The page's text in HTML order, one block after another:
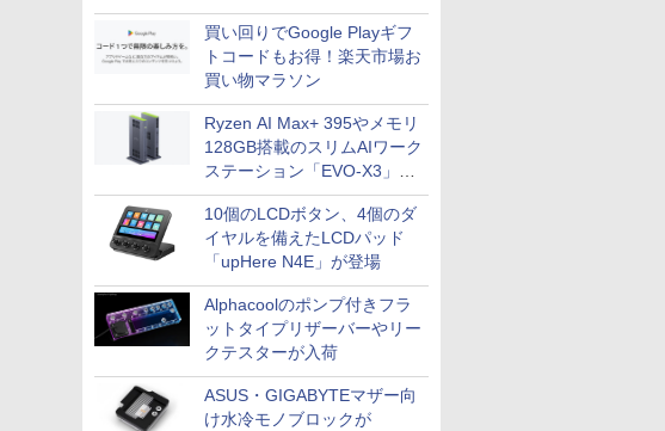
買い回りでGoogle Playギフ
トコードもお得！楽天市場お
買い物マラソン
Ryzen AI Max+ 395やメモリ
128GB搭載のスリムAIワーク
ステーション「EVO-X3」が
GMKtecから
10個のLCDボタン、4個のダ
イヤルを備えたLCDパッド
「upHere N4E」が登場
Alphacoolのポンプ付きフラ
ットタイプリザーバーやリー
クテスターが入荷
ASUS・GIGABYTEマザー向
け水冷モノブロックが